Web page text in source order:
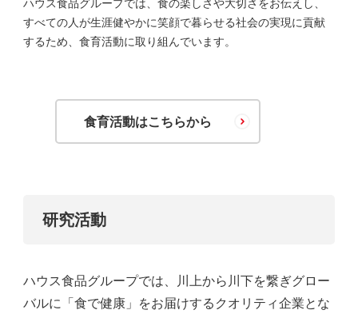
ハウス食品グループでは、食の楽しさや大切さをお伝えし、
すべての人が生涯健やかに笑顔で暮らせる社会の実現に貢献
するため、食育活動に取り組んでいます。
食育活動はこちらから
研究活動
ハウス食品グループでは、川上から川下を繋ぎグロー
バルに「食で健康」をお届けするクオリティ企業とな